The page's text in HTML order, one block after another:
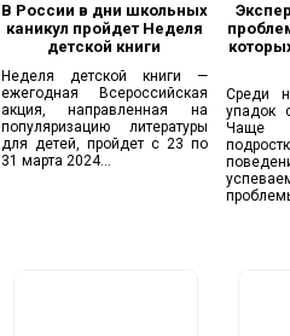
В России в дни школьных
каникул пройдет Неделя
детской книги
Неделя детской книги —
ежегодная Всероссийская
акция, направленная на
популяризацию литературы
для детей, пройдет с 23 по
31 марта 2024...
Среди
упадок
Чаще